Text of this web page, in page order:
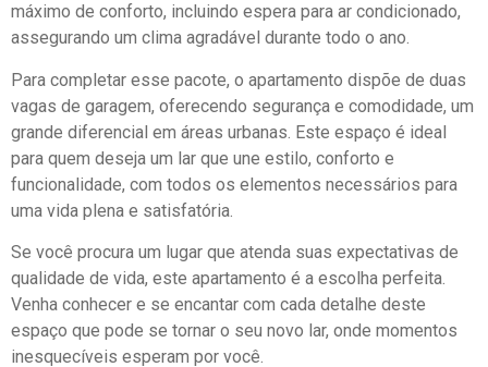
máximo de conforto, incluindo espera para ar condicionado,
assegurando um clima agradável durante todo o ano.
Para completar esse pacote, o apartamento dispõe de duas
vagas de garagem, oferecendo segurança e comodidade, um
grande diferencial em áreas urbanas. Este espaço é ideal
para quem deseja um lar que une estilo, conforto e
funcionalidade, com todos os elementos necessários para
uma vida plena e satisfatória.
Se você procura um lugar que atenda suas expectativas de
qualidade de vida, este apartamento é a escolha perfeita.
Venha conhecer e se encantar com cada detalhe deste
espaço que pode se tornar o seu novo lar, onde momentos
inesquecíveis esperam por você.